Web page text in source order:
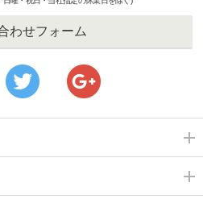
わせフォーム